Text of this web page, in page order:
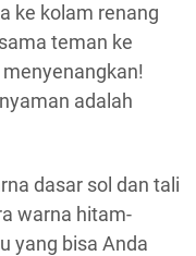
ke kolam renang
teman ke
adalah
dasar sol dan tali
warna hitam-
yang bisa Anda